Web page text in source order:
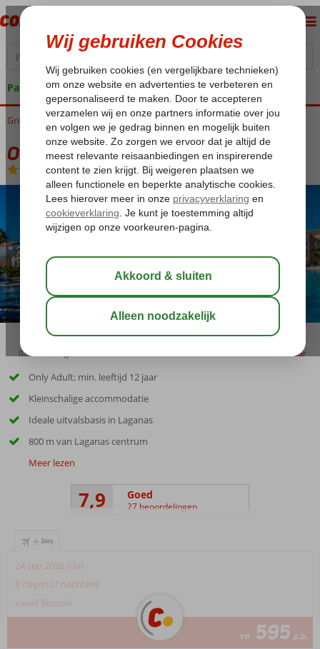
Pakketgarantie
Home
Griekenland Zakynthos Laganas Olympia Hotel
Olympia Hotel
Logies en ontbijt-Hotel
03:05 bewaar
Only Adult; min. leeftijd 12 jaar
Kleinschalige accommodatie
Ideale uitvalsbasis in Laganas
800 m van Laganas centrum
Meer lezen
7,9 Goed
27 beoordelingen
+
24 sep 2026 (do)
8 dagen (7 nachten)
vanaf Brussel
va 595 p.p.